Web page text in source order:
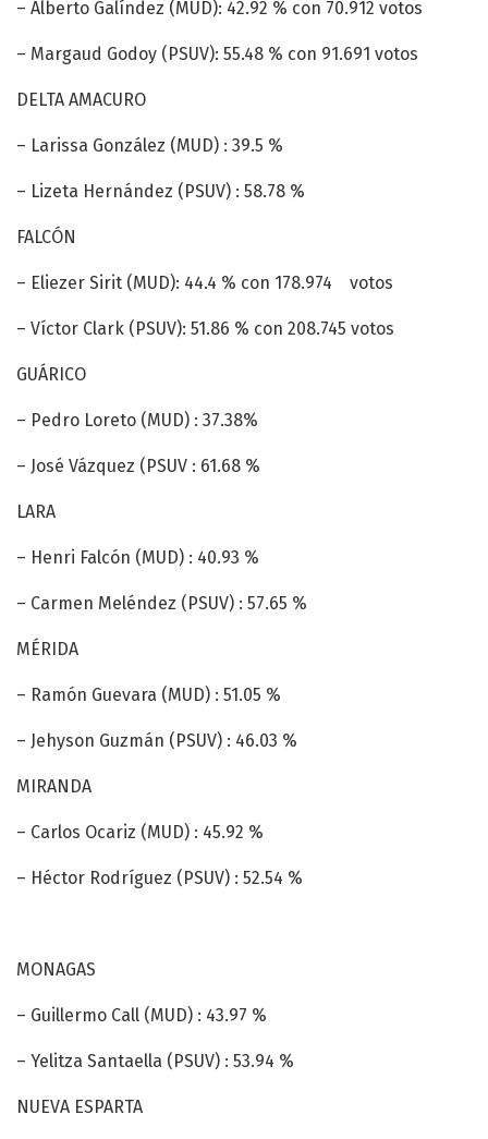
– Alberto Galíndez (MUD): 42.92 % con 70.912 votos
– Margaud Godoy (PSUV): 55.48 % con 91.691 votos
DELTA AMACURO
– Larissa González (MUD) : 39.5 %
– Lizeta Hernández (PSUV) : 58.78 %
FALCÓN
– Eliezer Sirit (MUD): 44.4 % con 178.974 votos
– Víctor Clark (PSUV): 51.86 % con 208.745 votos
GUÁRICO
– Pedro Loreto (MUD) : 37.38%
– José Vázquez (PSUV : 61.68 %
LARA
– Henri Falcón (MUD) : 40.93 %
– Carmen Meléndez (PSUV) : 57.65 %
MÉRIDA
– Ramón Guevara (MUD) : 51.05 %
– Jehyson Guzmán (PSUV) : 46.03 %
MIRANDA
– Carlos Ocariz (MUD) : 45.92 %
– Héctor Rodríguez (PSUV) : 52.54 %
MONAGAS
– Guillermo Call (MUD) : 43.97 %
– Yelitza Santaella (PSUV) : 53.94 %
NUEVA ESPARTA